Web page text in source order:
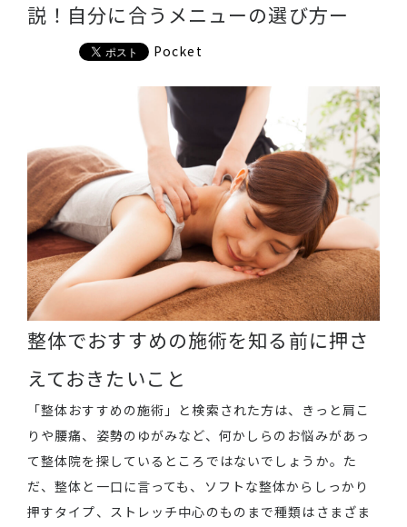
説！自分に合うメニューの選び方ー
Pocket
整体でおすすめの施術を知る前に押さ
えておきたいこと
「整体おすすめの施術」と検索された方は、きっと肩こ
りや腰痛、姿勢のゆがみなど、何かしらのお悩みがあっ
て整体院を探しているところではないでしょうか。た
だ、整体と一口に言っても、ソフトな整体からしっかり
押すタイプ、ストレッチ中心のものまで種類はさまざま